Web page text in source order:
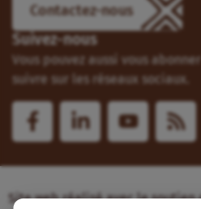
Contactez-nous
Suivez-nous
Vous pouvez aussi vous
suivre sur les réseaux sociaux.
Site web réalisé avec le soutien